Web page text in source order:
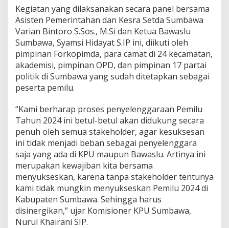
0
2
4
Kegiatan yang dilaksanakan secara panel bersama
Asisten Pemerintahan dan Kesra Setda Sumbawa
Varian Bintoro S.Sos., M.Si dan Ketua Bawaslu
Sumbawa, Syamsi Hidayat S.IP ini, diikuti oleh
pimpinan Forkopimda, para camat di 24 kecamatan,
akademisi, pimpinan OPD, dan pimpinan 17 partai
politik di Sumbawa yang sudah ditetapkan sebagai
peserta pemilu.
“Kami berharap proses penyelenggaraan Pemilu
Tahun 2024 ini betul-betul akan didukung secara
penuh oleh semua stakeholder, agar kesuksesan
ini tidak menjadi beban sebagai penyelenggara
saja yang ada di KPU maupun Bawaslu. Artinya ini
merupakan kewajiban kita bersama
menyukseskan, karena tanpa stakeholder tentunya
kami tidak mungkin menyukseskan Pemilu 2024 di
Kabupaten Sumbawa. Sehingga harus
disinergikan,” ujar Komisioner KPU Sumbawa,
Nurul Khairani SIP.